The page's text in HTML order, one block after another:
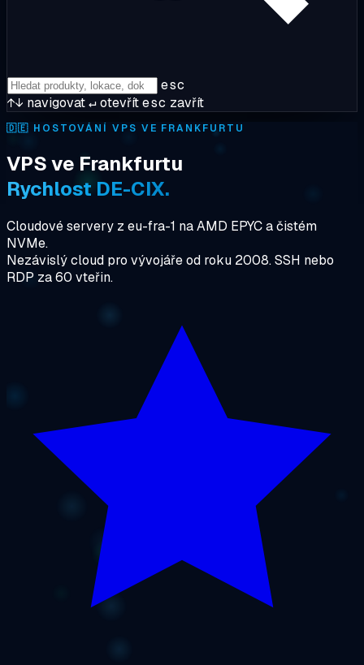
esc
↑↓ navigovat↵otevřítesc zavřít
🇩🇪 HOSTOVÁNÍ VPS VE FRANKFURTU
VPS ve Frankfurtu
Rychlost DE-CIX.
Cloudové servery z eu-fra-1 na AMD EPYC a čistém
NVMe.
Nezávislý cloud pro vývojáře od roku 2008. SSH nebo
RDP za 60 vteřin.